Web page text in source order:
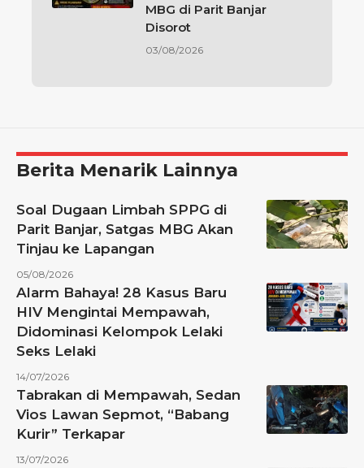
MBG di Parit Banjar
Disorot
03/08/2026
Berita Menarik Lainnya
Soal Dugaan Limbah SPPG di
Parit Banjar, Satgas MBG Akan
Tinjau ke Lapangan
05/08/2026
Alarm Bahaya! 28 Kasus Baru
HIV Mengintai Mempawah,
Didominasi Kelompok Lelaki
Seks Lelaki
14/07/2026
Tabrakan di Mempawah, Sedan
Vios Lawan Sepmot, “Babang
Kurir” Terkapar
13/07/2026